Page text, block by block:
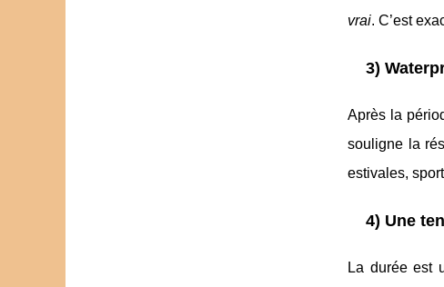
vrai. C’est
3)
Après la
souligne la
estivales,
4) Une
La durée est